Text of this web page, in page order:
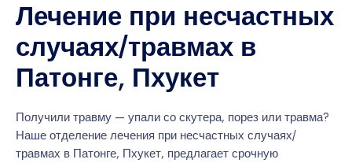
Лечение при несчастных
случаях/травмах в
Патонге, Пхукет
Получили травму — упали со скутера, порез или травма?
Наше отделение лечения при несчастных случаях/
травмах в Патонге, Пхукет, предлагает срочную